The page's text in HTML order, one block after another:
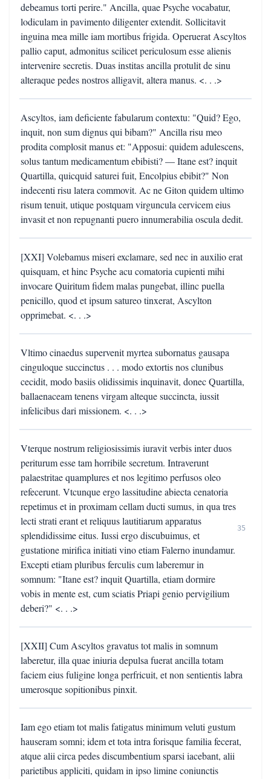
debeamus torti perire." Ancilla, quae Psyche vocabatur,
lodiculam in pavimento diligenter extendit. Sollicitavit
inguina mea mille iam mortibus frigida. Operuerat Ascyltos
pallio caput, admonitus scilicet periculosum esse alienis
intervenire secretis. Duas institas ancilla protulit de sinu
alteraque pedes nostros alligavit, altera manus. <. . .>
Ascyltos, iam deficiente fabularum contextu: "Quid? Ego,
inquit, non sum dignus qui bibam?" Ancilla risu meo
prodita complosit manus et: "Apposui: quidem adulescens,
solus tantum medicamentum ebibisti? — Itane est? inquit
Quartilla, quicquid saturei fuit, Encolpius ebibit?" Non
indecenti risu latera commovit. Ac ne Giton quidem ultimo
risum tenuit, utique postquam virguncula cervicem eius
invasit et non repugnanti puero innumerabilia oscula dedit.
[XXI] Volebamus miseri exclamare, sed nec in auxilio erat
quisquam, et hinc Psyche acu comatoria cupienti mihi
invocare Quiritum fidem malas pungebat, illinc puella
penicillo, quod et ipsum satureo tinxerat, Ascylton
opprimebat. <. . .>
Vltimo cinaedus supervenit myrtea subornatus gausapa
cinguloque succinctus . . . modo extortis nos clunibus
cecidit, modo basiis olidissimis inquinavit, donec Quartilla,
ballaenaceam tenens virgam alteque succincta, iussit
infelicibus dari missionem. <. . .>
Vterque nostrum religiosissimis iuravit verbis inter duos
periturum esse tam horribile secretum. Intraverunt
palaestritae quamplures et nos legitimo perfusos oleo
refecerunt. Vtcunque ergo lassitudine abiecta cenatoria
repetimus et in proximam cellam ducti sumus, in qua tres
lecti strati erant et reliquus lautitiarum apparatus
splendidissime eitus. Iussi ergo discubuimus, et
gustatione mirifica initiati vino etiam Falerno inundamur.
Excepti etiam pluribus ferculis cum laberemur in
somnum: "Itane est? inquit Quartilla, etiam dormire
vobis in mente est, cum sciatis Priapi genio pervigilium
deberi?" <. . .>
35
[XXII] Cum Ascyltos gravatus tot malis in somnum
laberetur, illa quae iniuria depulsa fuerat ancilla totam
faciem eius fuligine longa perfricuit, et non sentientis labra
umerosque sopitionibus pinxit.
Iam ego etiam tot malis fatigatus minimum veluti gustum
hauseram somni; idem et tota intra forisque familia fecerat,
atque alii circa pedes discumbentium sparsi iacebant, alii
parietibus appliciti, quidam in ipso limine coniunctis